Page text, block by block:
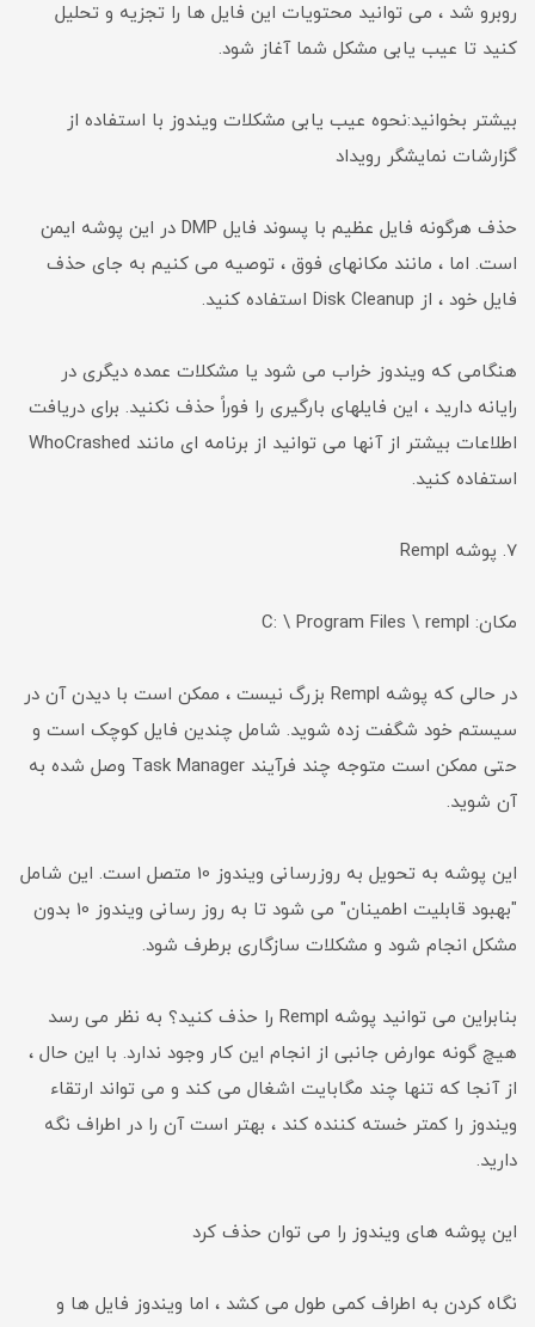
روبرو شد ، می توانید محتویات این فایل ها را تجزیه و تحلیل
کنید تا عیب یابی مشکل شما آغاز شود.
بیشتر بخوانید:نحوه عیب یابی مشکلات ویندوز با استفاده از
گزارشات نمایشگر رویداد
حذف هرگونه فایل عظیم با پسوند فایل DMP در این پوشه ایمن
است. اما ، مانند مکانهای فوق ، توصیه می کنیم به جای حذف
فایل خود ، از Disk Cleanup استفاده کنید.
هنگامی که ویندوز خراب می شود یا مشكلات عمده دیگری در
رایانه دارید ، این فایلهای بارگیری را فوراً حذف نکنید. برای دریافت
اطلاعات بیشتر از آنها می توانید از برنامه ای مانند WhoCrashed
استفاده کنید.
7. پوشه Rempl
مکان: C: \ Program Files \ rempl
در حالی که پوشه Rempl بزرگ نیست ، ممکن است با دیدن آن در
سیستم خود شگفت زده شوید. شامل چندین فایل کوچک است و
حتی ممکن است متوجه چند فرآیند Task Manager وصل شده به
آن شوید.
این پوشه به تحویل به روزرسانی ویندوز 10 متصل است. این شامل
"بهبود قابلیت اطمینان" می شود تا به روز رسانی ویندوز 10 بدون
مشکل انجام شود و مشکلات سازگاری برطرف شود.
بنابراین می توانید پوشه Rempl را حذف کنید؟ به نظر می رسد
هیچ گونه عوارض جانبی از انجام این کار وجود ندارد. با این حال ،
از آنجا که تنها چند مگابایت اشغال می کند و می تواند ارتقاء
ویندوز را کمتر خسته کننده کند ، بهتر است آن را در اطراف نگه
دارید.
این پوشه های ویندوز را می توان حذف کرد
نگاه کردن به اطراف کمی طول می کشد ، اما ویندوز فایل ها و